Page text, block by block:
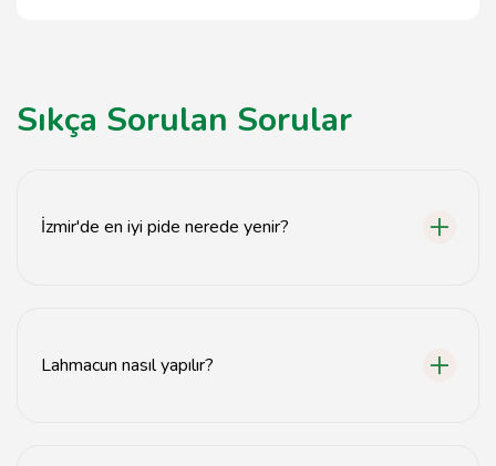
Sıkça Sorulan Sorular
İzmir'de en iyi pide nerede yenir?
Lahmacun nasıl yapılır?